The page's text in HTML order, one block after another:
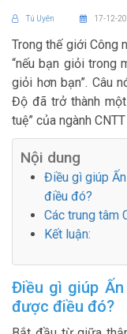
Tú Uyên 17-12-
Trong thế giới Công
“nếu bạn giỏi trong
giỏi hơn bạn”. Câu
Độ đã trở thành
tuệ” của ngành
Nội dung
Điều gì giúp
điều đó?
Các trung tâm
Kết luận:
Điều gì giúp
được điều đó?